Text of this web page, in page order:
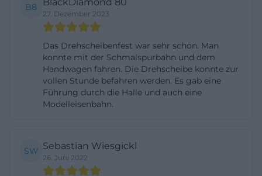
mit seiner Drehscheibe. Auf der Vereinsseite wird
der Lokschuppen als die Bahnbetriebswerk-
Geschichte reicht zurück bis in die Zeit, als die
Hauptbahnverbindung über Amberg 1859 eröffnet
wurde und im Bahnhofsareal bereits eine
Lokremise existierte. Später wurde das Areal durch
gefunden wurde. Zwischen 1918 und 1923 entstand
dort ein fünfständiger Lokschuppen als
B8
27. Dezember 2023
Das Drehscheibenfest war sehr schön. Man
konnte mit der Schmalspurbahn und dem
Handwagen fahren. Die Drehscheibe konnte zur
vollen Stunde befahren werden. Es gab eine
Führung durch die Halle und auch eine
Modelleisenbahn.
SW Sebastian Wiesgickl
26. Juni 2022